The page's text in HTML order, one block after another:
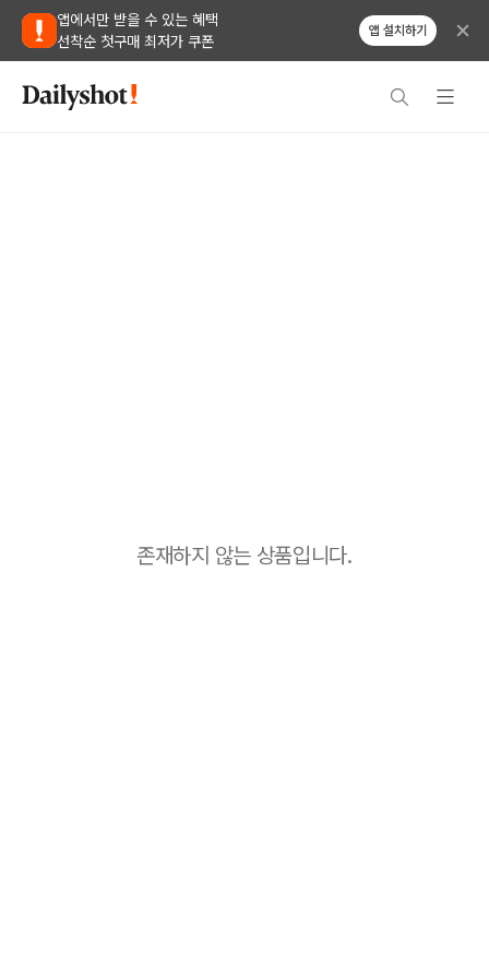
앱에서만 받을 수 있는 혜택
선착순 첫구매 최저가 쿠폰
앱 설치하기
존재하지 않는 상품입니다.